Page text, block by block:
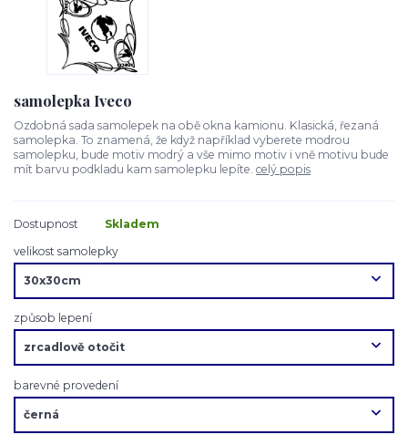
samolepka Iveco
Ozdobná sada samolepek na obě okna kamionu. Klasická, řezaná
samolepka. To znamená, že když například vyberete modrou
samolepku, bude motiv modrý a vše mimo motiv i vně motivu bude
mít barvu podkladu kam samolepku lepíte. celý popis
Dostupnost
Skladem
velikost samolepky
způsob lepení
barevné provedení